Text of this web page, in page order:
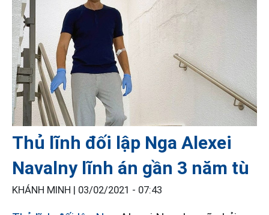
Thủ lĩnh đối lập Nga Alexei
Navalny lĩnh án gần 3 năm tù
KHÁNH MINH | 03/02/2021 - 07:43